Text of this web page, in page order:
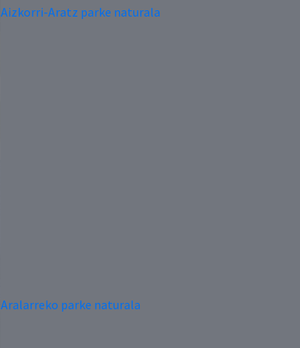
Aizkorri-Aratz parke naturala
Aralarreko parke naturala